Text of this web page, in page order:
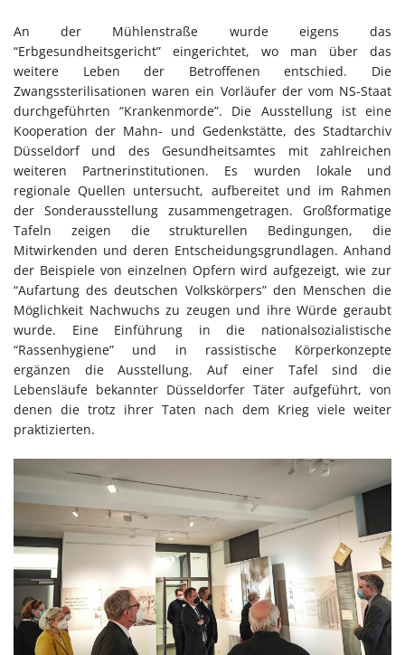
An der Mühlenstraße wurde eigens das
“Erbgesundheitsgericht” eingerichtet, wo man über das
weitere Leben der Betroffenen entschied. Die
Zwangssterilisationen waren ein Vorläufer der vom NS-Staat
durchgeführten “Krankenmorde”. Die Ausstellung ist eine
Kooperation der Mahn- und Gedenkstätte, des Stadtarchiv
Düsseldorf und des Gesundheitsamtes mit zahlreichen
weiteren Partnerinstitutionen. Es wurden lokale und
regionale Quellen untersucht, aufbereitet und im Rahmen
der Sonderausstellung zusammengetragen. Großformatige
Tafeln zeigen die strukturellen Bedingungen, die
Mitwirkenden und deren Entscheidungsgrundlagen. Anhand
der Beispiele von einzelnen Opfern wird aufgezeigt, wie zur
“Aufartung des deutschen Volkskörpers” den Menschen die
Möglichkeit Nachwuchs zu zeugen und ihre Würde geraubt
wurde. Eine Einführung in die nationalsozialistische
“Rassenhygiene” und in rassistische Körperkonzepte
ergänzen die Ausstellung. Auf einer Tafel sind die
Lebensläufe bekannter Düsseldorfer Täter aufgeführt, von
denen die trotz ihrer Taten nach dem Krieg viele weiter
praktizierten.